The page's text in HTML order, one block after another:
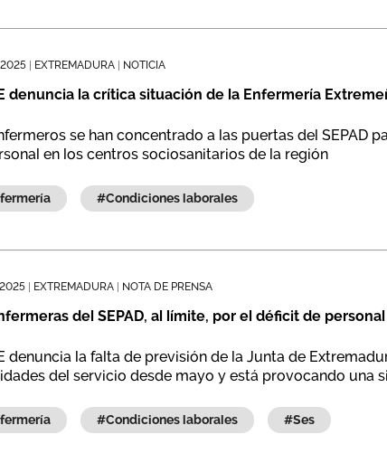
EXTREMADURA NOTICIA
denuncia la crítica situación de la Enfermería
se han concentrado a las puertas del
en los centros sociosanitarios de la región
#condiciones laborales
EXTREMADURA NOTA DE PRENSA
del SEPAD, al límite, por el déficit de personal
denuncia la falta de previsión de la Junta de
del servicio desde mayo y está provocando una
#condiciones laborales #ses